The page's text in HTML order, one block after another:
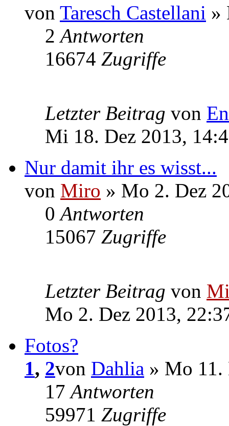
von Taresch Castellani »
2Antworten
16674 Zugriffe
Letzter Beitrag von
Mi 18. Dez 2013,
Nur damit ihr es wisst...
von Miro » Mo 2. Dez
0Antworten
15067 Zugriffe
Letzter Beitrag von
Mo 2. Dez 2013,
Fotos?
1, 2von Dahlia » Mo 11.
17Antworten
59971 Zugriffe